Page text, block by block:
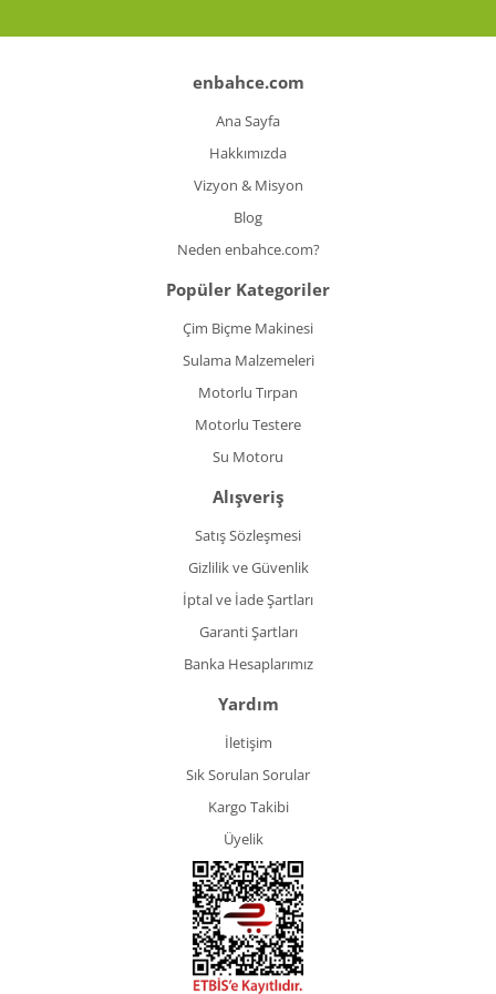
enbahce.com
Ana Sayfa
Hakkımızda
Vizyon & Misyon
Blog
Neden enbahce.com?
Popüler Kategoriler
Çim Biçme Makinesi
Sulama Malzemeleri
Motorlu Tırpan
Motorlu Testere
Su Motoru
Alışveriş
Satış Sözleşmesi
Gizlilik ve Güvenlik
İptal ve İade Şartları
Garanti Şartları
Banka Hesaplarımız
Yardım
İletişim
Sık Sorulan Sorular
Kargo Takibi
Üyelik